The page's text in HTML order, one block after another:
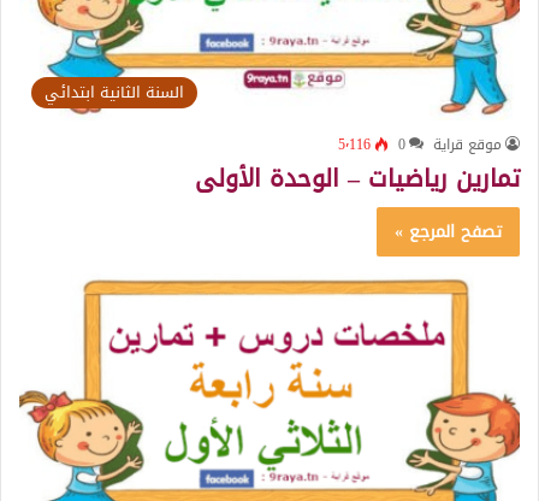
السنة الثانية ابتدائي
موقع قراية 0 5٬116
تمارين رياضيات – الوحدة الأولى
تصفح المرجع »